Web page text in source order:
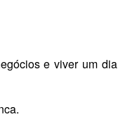
e viver um dia